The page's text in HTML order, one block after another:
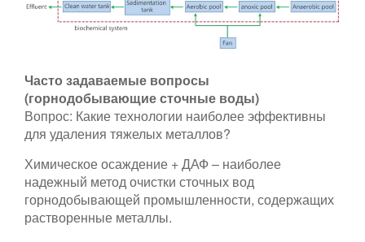
Часто задаваемые вопросы
(горнодобывающие сточные воды)
Вопрос: Какие технологии наиболее эффективны
для удаления тяжелых металлов?
Химическое осаждение + ДАФ – наиболее
надежный метод очистки сточных вод
горнодобывающей промышленности, содержащих
растворенные металлы.